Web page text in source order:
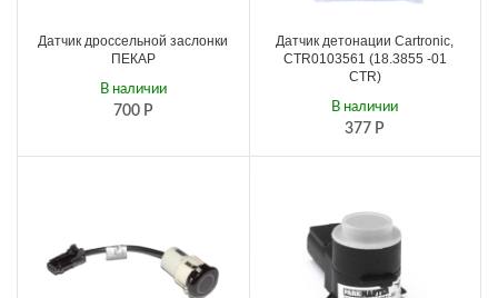
Датчик дроссельной заслонки
ПЕКАР
700 Р
В наличии
Датчик детонации Cartronic,
CTR0103561 (18.3855 -01
CTR)
377 Р
В наличии